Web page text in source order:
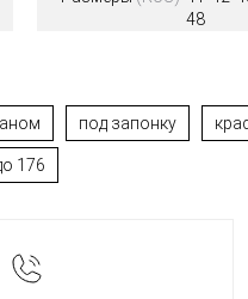
48
под запонку
176